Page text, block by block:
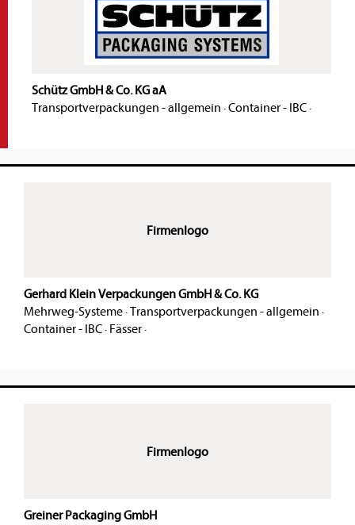
Schütz GmbH & Co. KG aA
Transportverpackungen - allgemein ·Container - IBC·
Firmenlogo
Gerhard Klein Verpackungen GmbH & Co. KG
Mehrweg-Systeme·Transportverpackungen - allgemein ·
Container - IBC· Fässer·
Firmenlogo
Greiner Packaging GmbH